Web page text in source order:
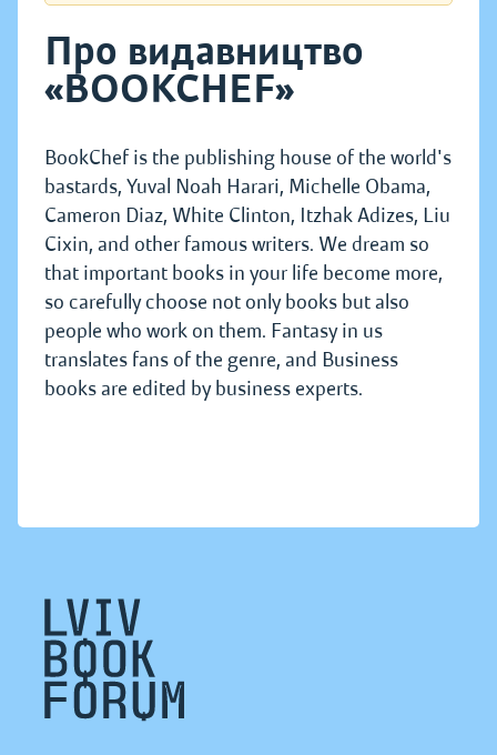
Про видавництво
«BOOKCHEF»
BookChef is the publishing house of the world's
bastards, Yuval Noah Harari, Michelle Obama,
Cameron Diaz, White Clinton, Itzhak Adizes, Liu
Cixin, and other famous writers. We dream so
that important books in your life become more,
so carefully choose not only books but also
people who work on them. Fantasy in us
translates fans of the genre, and Business
books are edited by business experts.